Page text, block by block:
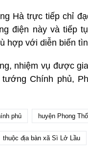
Hà trực tiếp chỉ
điện này và tiếp
hợp với diễn biến
nhiệm vụ được
Chính phủ,
phủ huyện Phong Thổ
thuộc địa bàn xã Sì Lở Lầu